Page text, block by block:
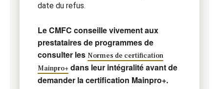
date du refus.
Le CMFC conseille vivement aux
prestataires de programmes de
consulter les Normes de certification
Mainpro+ dans leur intégralité avant de
demander la certification Mainpro+.